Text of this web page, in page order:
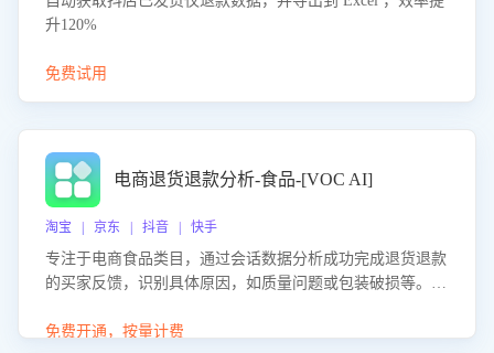
升120%
免费试用
电商退货退款分析-食品-[VOC AI]
淘宝 | 京东 | 抖音 | 快手
专注于电商食品类目，通过会话数据分析成功完成退货退款
的买家反馈，识别具体原因，如质量问题或包装破损等。结
商家降低退款率，提升售后效率。
免费开通，按量计费